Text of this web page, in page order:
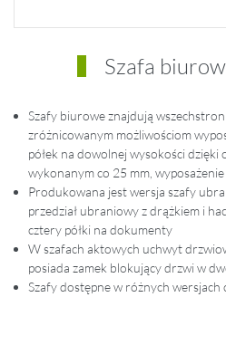
Szafa
Szafy biurowe znajdują
zróżnicowanym możliwościom
półek na dowolnej wysokości
wykonanym co 25 mm,
Produkowana jest wersja szafy
przedział ubraniowy z drążkiem i
cztery półki na dokumenty
W szafach aktowych uchwyt
posiada zamek blokujący drzwi w
Szafy dostępne w różnych wersjach